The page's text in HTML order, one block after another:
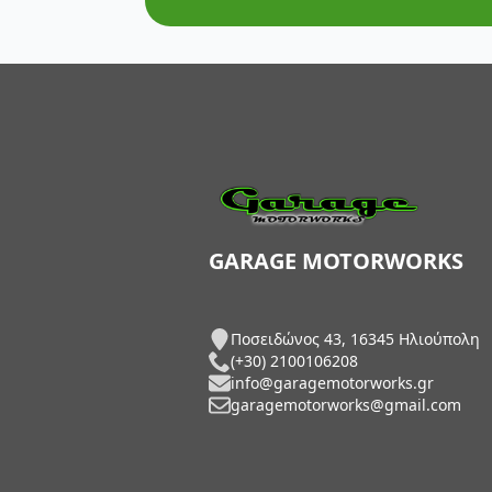
BMW Genuine Parts
GARAGE MOTORWORKS
Ποσειδώνος 43, 16345 Ηλιούπολη
(+30) 2100106208
info@garagemotorworks.gr
garagemotorworks@gmail.com